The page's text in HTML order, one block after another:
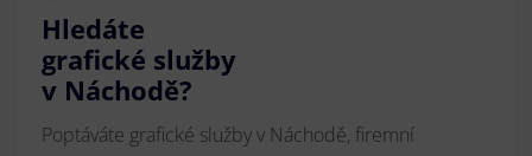
Hledáte
grafické služby
v Náchodě?
Poptáváte grafické služby v Náchodě, firemní